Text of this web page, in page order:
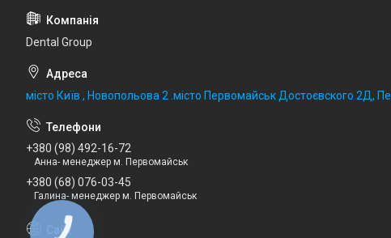
Dental Group
місто Київ , Новопольова 2 .місто Первомайськ Достоєвского 2Д,
+380 (98) 492-16-72
Анна- менеджер м. Первомайськ
+380 (68) 076-03-45
Галина- менеджер м. Первомайськ